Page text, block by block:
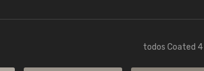
todos Coated 4